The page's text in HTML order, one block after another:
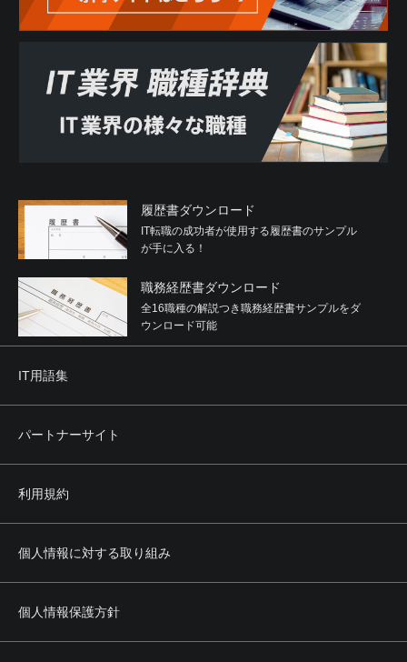
履歴書ダウンロード
IT転職の成功者が使用する履歴書のサンプル
が手に入る！
職務経歴書ダウンロード
全16職種の解説つき職務経歴書サンプルをダ
ウンロード可能
IT用語集
パートナーサイト
利用規約
個人情報に対する取り組み
個人情報保護方針